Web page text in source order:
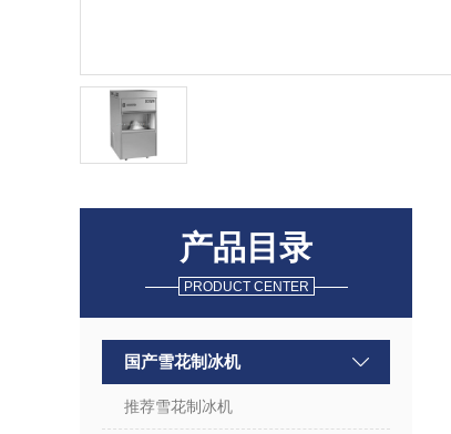
产品目录
PRODUCT CENTER
国产雪花制冰机
推荐雪花制冰机